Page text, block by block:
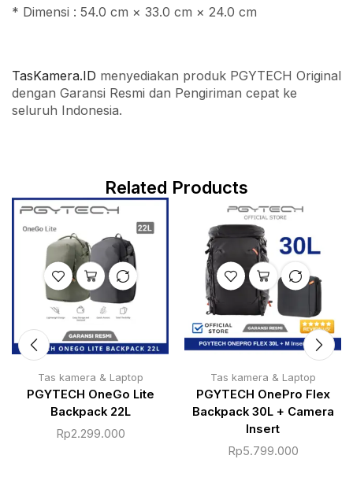
* Dimensi : 54.0 cm × 33.0 cm × 24.0 cm
TasKamera.ID menyediakan produk PGYTECH Original
dengan Garansi Resmi dan Pengiriman cepat ke
seluruh Indonesia.
Related Products
Tas kamera & Laptop
PGYTECH OneGo Lite
Backpack 22L
Rp2.299.000
Tas kamera & Laptop
PGYTECH OnePro Flex
Backpack 30L + Camera
Insert
Rp5.799.000